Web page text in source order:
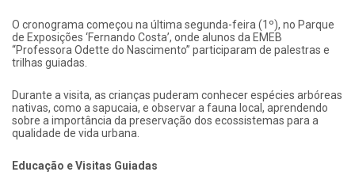
O cronograma começou na última segunda-feira (1º), no Parque
de Exposições ‘Fernando Costa’, onde alunos da EMEB
“Professora Odette do Nascimento” participaram de palestras e
trilhas guiadas.
Durante a visita, as crianças puderam conhecer espécies arbóreas
nativas, como a sapucaia, e observar a fauna local, aprendendo
sobre a importância da preservação dos ecossistemas para a
qualidade de vida urbana.
Educação e Visitas Guiadas